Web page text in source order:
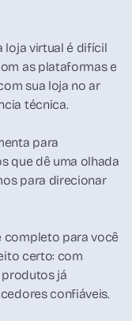
loja virtual é difícil
as plataformas e
sua loja no ar
técnica.
para
que dê uma olhada
para direcionar
completo para você
certo: com
produtos já
confiáveis.